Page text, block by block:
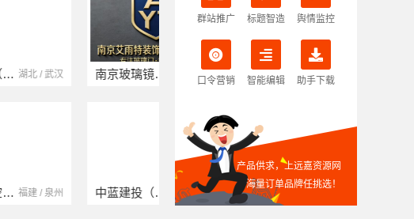
南京玻璃镜子加工厂 江苏 / 南京
中蓝建投（北京）建设有限公司四川第一分公司 四川 / 成都
湖北省腾冠畅实业贸易有限公司 湖北 / 武汉
湖南自由家装饰工程有限公司 湖南 / 湘潭
群站推广 标题智造 舆情监控
口令营销 智能编辑 助手下载
产品供求，上远嘉资源网
海量订单品牌任挑选！